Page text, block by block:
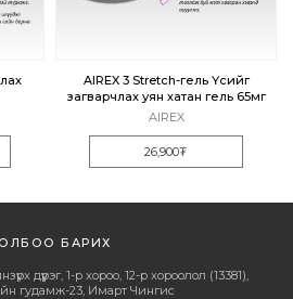
AIREX
AIREX 3 Stretch-гель Үсийг
загварчлах уян хатан гель 65мг
26,900₮
БАРИХ
дүүрэг, 1-р хороо, 12-р хороолол (13381),
гудамж-23, Имарт Чингис